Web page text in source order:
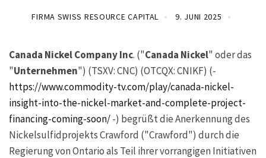
FIRMA SWISS RESOURCE CAPITAL 9. JUNI 2025
Canada Nickel Company Inc. ("Canada Nickel" oder das
"Unternehmen") (TSXV: CNC) (OTCQX: CNIKF) (-
https://www.commodity-tv.com/play/canada-nickel-
insight-into-the-nickel-market-and-complete-project-
financing-coming-soon/-) begrüßt die Anerkennung des
Nickelsulfidprojekts Crawford ("Crawford") durch die
Regierung von Ontario als Teil ihrer vorrangigen Initiativen